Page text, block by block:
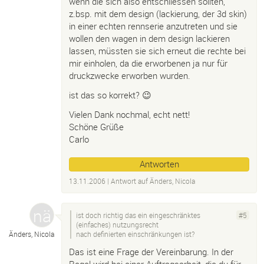
z.bsp. mit dem design (lackierung, der 3d skin)
in einer echten rennserie anzutreten und sie
wollen den wagen in dem design lackieren
lassen, müssten sie sich erneut die rechte bei
mir einholen, da die erworbenen ja nur für
druckzwecke erworben wurden.
ist das so korrekt? 😉
Vielen Dank nochmal, echt nett!
Schöne Grüße
Carlo
Antworten
13.11.2006 | Antwort aufÄnders, Nicola
Änders, Nicola
#5
ist doch richtig das ein eingeschränktes
(einfaches) nutzungsrecht
nach definierten einschränkungen ist?
Das ist eine Frage der Vereinbarung. In der